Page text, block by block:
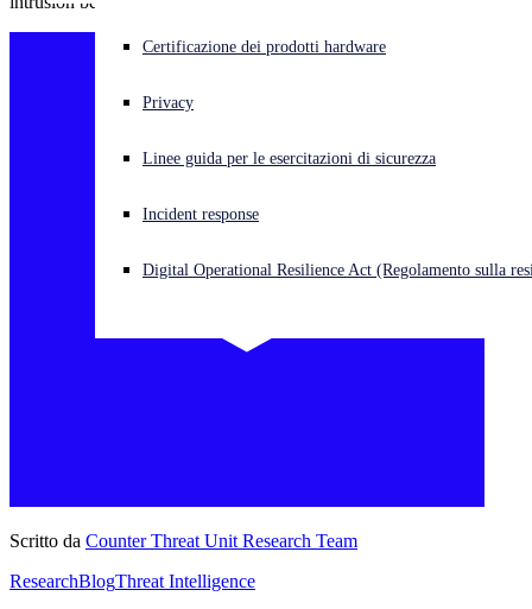
Cyberattacco in corso? Ottieni assistenza immediata
Open language switcher
Certificazione dei prodotti hardware
Privacy
Linee guida per le esercitazioni di sicurezza
Incident response
Digital Operational Resilience Act (Regolamento sulla
Scritto da Counter Threat Unit Research Team
ResearchBlogThreat Intelligence